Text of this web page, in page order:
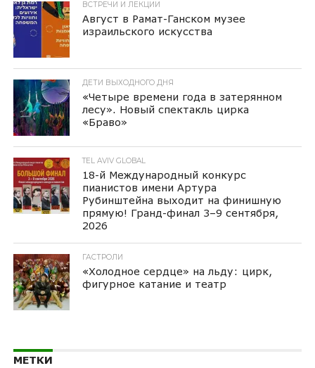
ВСТРЕЧИ И ЛЕКЦИИ
Август в Рамат-Ганском музее
израильского искусства
ДЕТИ ВЫХОДНОГО ДНЯ
«Четыре времени года в затерянном
лесу». Новый спектакль цирка
«Браво»
TEL AVIV GLOBAL
18-й Международный конкурс
пианистов имени Артура
Рубинштейна выходит на финишную
прямую! Гранд-финал 3–9 сентября,
2026
ГАСТРОЛИ
«Холодное сердце» на льду: цирк,
фигурное катание и театр
МЕТКИ